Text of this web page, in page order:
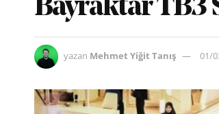
Bayraktar TB3
yazan Mehmet Yiğit Tanış 01/